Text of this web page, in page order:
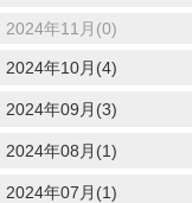
2024年11月(0)
2024年10月(4)
2024年09月(3)
2024年08月(1)
2024年07月(1)